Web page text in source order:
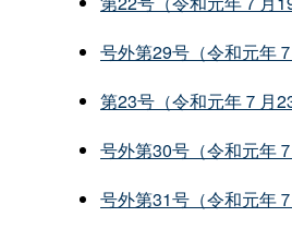
号外第29号（令和元年
第23号（令和元年７月
号外第30号（令和元年
号外第31号（令和元年